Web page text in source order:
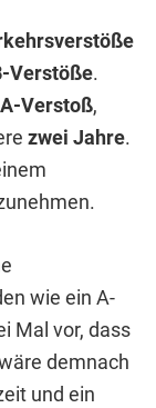
Verstöße.
A-Verstoß,
zwei Jahre.
wie ein A-
Mal vor, dass
demnach
und ein